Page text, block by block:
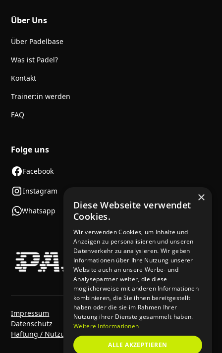
Über Uns
Über Padelbase
Was ist Padel?
Kontakt
Trainer:in werden
FAQ
Folge uns
Facebook
Instagram
Whatsapp
Impressum
Datenschutz
Haftung / Nutzungsbedingungen
×
Diese Webseite verwendet
Cookies.
Wir verwenden Cookies, um Inhalte und
Anzeigen zu personalisieren und unseren
Datenverkehr zu analysieren. Wir geben
Informationen über Ihre Nutzung unserer
Website auch an unsere Werbe- und
Analysepartner weiter, die diese
möglicherweise mit anderen Informationen
kombinieren, die Sie ihnen bereitgestellt
haben oder die sie im Rahmen Ihrer
Nutzung ihrer Dienste gesammelt haben.
Weitere Informationen
ALLE AKZEPTIEREN